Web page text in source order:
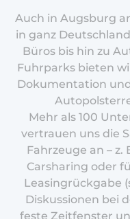
Auch in Augsburg
in ganz
Büros bis hin zu
Fuhrparks bieten
Dokumentation
Mehr als 100
vertrauen uns die
Fahrzeuge an –
Carsharing oder
Leasingrückgabe
Diskussionen bei
feste Zeitfenster